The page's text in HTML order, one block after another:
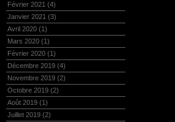
Février 2021 (4)
Janvier 2021 (3)
Avril 2020 (1)
Mars 2020 (1)
Février 2020 (1)
Décembre 2019 (4)
Novembre 2019 (2)
Octobre 2019 (2)
Août 2019 (1)
Juillet 2019 (2)